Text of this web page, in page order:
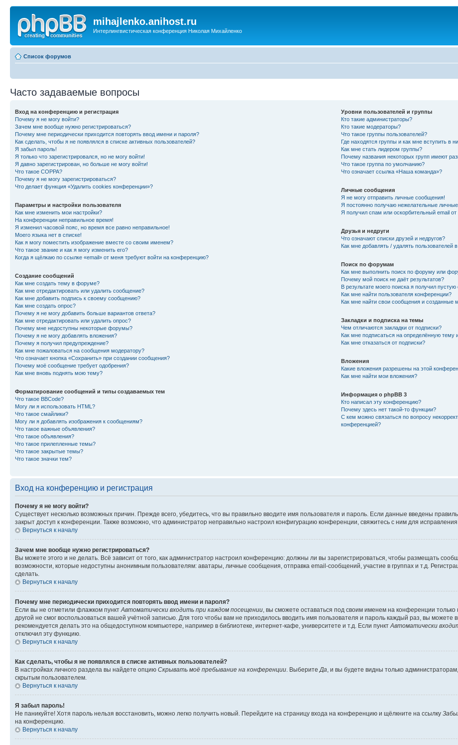
mihajlenko.anihost.ru
Интерлингвистическая конференция Николая Михайленко
Список форумов
Часто задаваемые вопросы
Вход на конференцию и регистрация
Почему я не могу войти?
Зачем мне вообще нужно регистрироваться?
Почему мне периодически приходится повторять ввод имени и пароля?
Как сделать, чтобы я не появлялся в списке активных пользователей?
Я забыл пароль!
Я только что зарегистрировался, но не могу войти!
Я давно зарегистрирован, но больше не могу войти!
Что такое COPPA?
Почему я не могу зарегистрироваться?
Что делает функция «Удалить cookies конференции»?
Параметры и настройки пользователя
Как мне изменить мои настройки?
На конференции неправильное время!
Я изменил часовой пояс, но время все равно неправильное!
Моего языка нет в списке!
Как я могу поместить изображение вместе со своим именем?
Что такое звание и как я могу изменить его?
Когда я щёлкаю по ссылке «email» от меня требуют войти на конференцию?
Создание сообщений
Как мне создать тему в форуме?
Как мне отредактировать или удалить сообщение?
Как мне добавить подпись к своему сообщению?
Как мне создать опрос?
Почему я не могу добавить больше вариантов ответа?
Как мне отредактировать или удалить опрос?
Почему мне недоступны некоторые форумы?
Почему я не могу добавлять вложения?
Почему я получил предупреждение?
Как мне пожаловаться на сообщения модератору?
Что означает кнопка «Сохранить» при создании сообщения?
Почему моё сообщение требует одобрения?
Как мне вновь поднять мою тему?
Форматирование сообщений и типы создаваемых тем
Что такое BBCode?
Могу ли я использовать HTML?
Что такое смайлики?
Могу ли я добавлять изображения к сообщениям?
Что такое важные объявления?
Что такое объявления?
Что такое прилепленные темы?
Что такое закрытые темы?
Что такое значки тем?
Уровни пользователей и группы
Кто такие администраторы?
Кто такие модераторы?
Что такое группы пользователей?
Где находятся группы и как мне вступить в
Как мне стать лидером группы?
Почему названия некоторых групп имеют
Что такое группа по умолчанию?
Что означает ссылка «Наша команда»?
Личные сообщения
Я не могу отправить личные сообщения!
Я постоянно получаю нежелательные
Я получил спам или оскорбительный email от
Друзья и недруги
Что означают списки друзей и недругов?
Как мне добавлять / удалять пользователей
Поиск по форумам
Как мне выполнить поиск по форуму или
Почему мой поиск не даёт результатов?
В результате моего поиска я получил пустую
Как мне найти пользователя конференции?
Как мне найти свои сообщения и созданные
Закладки и подписка на темы
Чем отличаются закладки от подписки?
Как мне подписаться на определённую тему
Как мне отказаться от подписки?
Вложения
Какие вложения разрешены на этой
Как мне найти мои вложения?
Информация о phpBB 3
Кто написал эту конференцию?
Почему здесь нет такой-то функции?
С кем можно связаться по вопросу
конференцией?
Вход на конференцию и регистрация
Почему я не могу войти?
Существует несколько возможных причин. Прежде всего, убедитесь, что вы правильно вводите имя пользователя и пароль. Если данные введены
закрыт доступ к конференции. Также возможно, что администратор неправильно настроил конфигурацию конференции, свяжитесь с ним для исправления
Вернуться к началу
Зачем мне вообще нужно регистрироваться?
Вы можете этого и не делать. Всё зависит от того, как администратор настроил конференцию: должны ли вы зарегистрироваться, чтобы размещать
возможности, которые недоступны анонимным пользователям: аватары, личные сообщения, отправка email-сообщений, участие в группах и т.д.
сделать.
Вернуться к началу
Почему мне периодически приходится повторять ввод имени и пароля?
Если вы не отметили флажком пункт Автоматически входить при каждом посещении , вы сможете оставаться под своим именем на конференции
другой не смог воспользоваться вашей учётной записью. Для того чтобы вам не приходилось вводить имя пользователя и пароль каждый раз, вы
рекомендуется делать это на общедоступном компьютере, например в библиотеке, интернет-кафе, университете и т.д. Если пункт Автоматически
отключил эту функцию.
Вернуться к началу
Как сделать, чтобы я не появлялся в списке активных пользователей?
В настройках личного раздела вы найдете опцию Скрывать моё пребывание на конференции . Выберите Да , и вы будете видны только
скрытым пользователем.
Вернуться к началу
Я забыл пароль!
Не паникуйте! Хотя пароль нельзя восстановить, можно легко получить новый. Перейдите на страницу входа на конференцию и щёлкните на ссылку
на конференцию.
Вернуться к началу